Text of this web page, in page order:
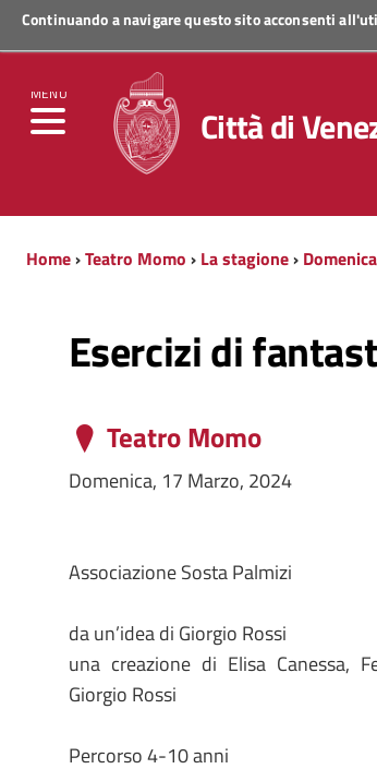
Continuando a navigare questo sito acconsenti
MENU
Regione Veneto
Città di
Home›Teatro Momo › La stagione›
Esercizi di
Teatro Momo
Domenica, 17 Marzo, 2024
Associazione Sosta Palmizi
da un’idea di Giorgio Rossi
una creazione di Elisa Canessa,
Giorgio Rossi
Percorso 4-10 anni